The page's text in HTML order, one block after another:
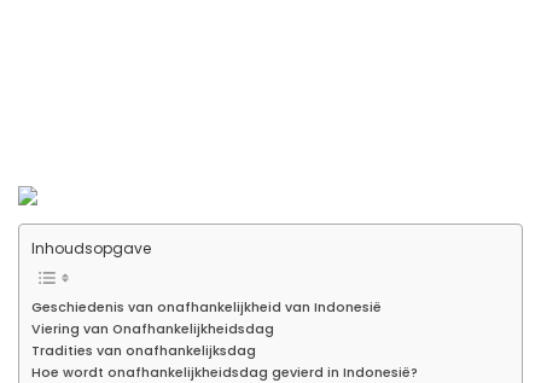
Inhoudsopgave
Geschiedenis van onafhankelijkheid van Indonesië
Viering van Onafhankelijkheidsdag
Tradities van onafhankelijksdag
Hoe wordt onafhankelijkheidsdag gevierd in Indonesië?